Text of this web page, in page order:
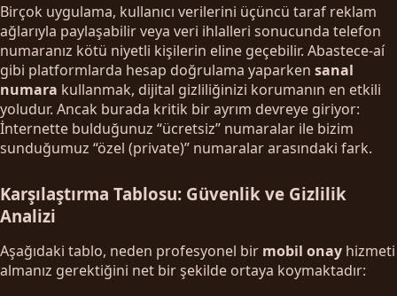
Birçok uygulama, kullanıcı verilerini üçüncü taraf reklam
ağlarıyla paylaşabilir veya veri ihlalleri sonucunda telefon
numaranız kötü niyetli kişilerin eline geçebilir. Abastece-aí
gibi platformlarda hesap doğrulama yaparken sanal
numara kullanmak, dijital gizliliğinizi korumanın en etkili
yoludur. Ancak burada kritik bir ayrım devreye giriyor:
İnternette bulduğunuz “ücretsiz” numaralar ile bizim
sunduğumuz “özel (private)” numaralar arasındaki fark.
Karşılaştırma Tablosu: Güvenlik ve Gizlilik
Analizi
Aşağıdaki tablo, neden profesyonel bir mobil onay hizmeti
almanız gerektiğini net bir şekilde ortaya koymaktadır: